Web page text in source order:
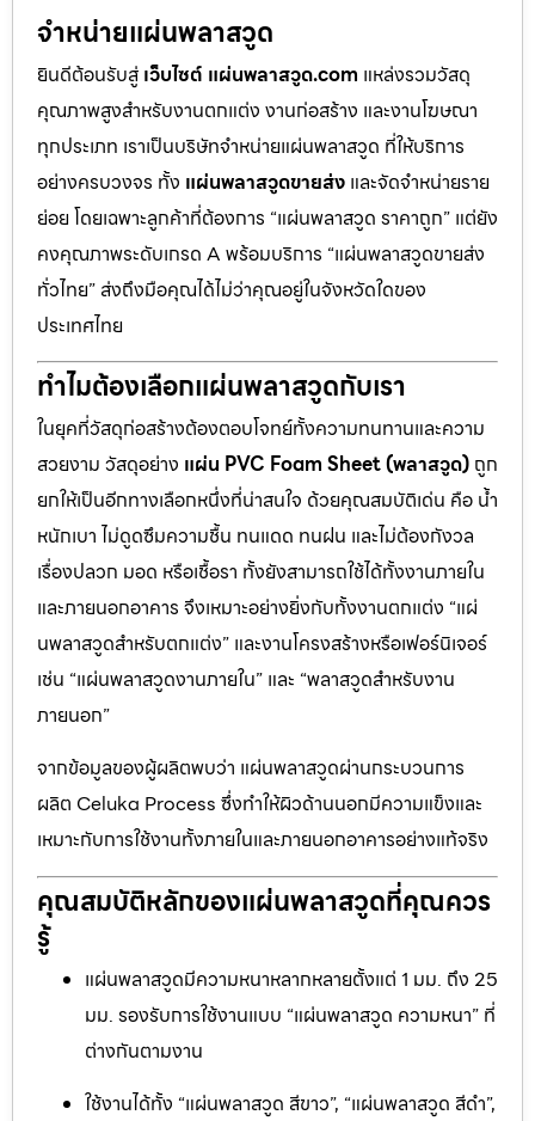
จำหน่ายแผ่นพลาสวูด
ยินดีต้อนรับสู่ เว็บไซต์ แผ่นพลาสวูด.com แหล่งรวมวัสดุ
คุณภาพสูงสำหรับงานตกแต่ง งานก่อสร้าง และงานโฆษณา
ทุกประเภท เราเป็นบริษัทจำหน่ายแผ่นพลาสวูด ที่ให้บริการ
อย่างครบวงจร ทั้ง แผ่นพลาสวูดขายส่ง และจัดจำหน่ายราย
ย่อย โดยเฉพาะลูกค้าที่ต้องการ “แผ่นพลาสวูด ราคาถูก” แต่ยัง
คงคุณภาพระดับเกรด A พร้อมบริการ “แผ่นพลาสวูดขายส่ง
ทั่วไทย” ส่งถึงมือคุณได้ไม่ว่าคุณอยู่ในจังหวัดใดของ
ประเทศไทย
ทำไมต้องเลือกแผ่นพลาสวูดกับเรา
ในยุคที่วัสดุก่อสร้างต้องตอบโจทย์ทั้งความทนทานและความ
สวยงาม วัสดุอย่าง แผ่น PVC Foam Sheet (พลาสวูด) ถูก
ยกให้เป็นอีกทางเลือกหนึ่งที่น่าสนใจ ด้วยคุณสมบัติเด่น คือ น้ำ
หนักเบา ไม่ดูดซึมความชื้น ทนแดด ทนฝน และไม่ต้องกังวล
เรื่องปลวก มอด หรือเชื้อรา ทั้งยังสามารถใช้ได้ทั้งงานภายใน
และภายนอกอาคาร จึงเหมาะอย่างยิ่งกับทั้งงานตกแต่ง “แผ่
นพลาสวูดสำหรับตกแต่ง” และงานโครงสร้างหรือเฟอร์นิเจอร์
เช่น “แผ่นพลาสวูดงานภายใน” และ “พลาสวูดสำหรับงาน
ภายนอก”
จากข้อมูลของผู้ผลิตพบว่า แผ่นพลาสวูดผ่านกระบวนการ
ผลิต Celuka Process ซึ่งทำให้ผิวด้านนอกมีความแข็งและ
เหมาะกับการใช้งานทั้งภายในและภายนอกอาคารอย่างแท้จริง
คุณสมบัติหลักของแผ่นพลาสวูดที่คุณควร
รู้
แผ่นพลาสวูดมีความหนาหลากหลายตั้งแต่ 1 มม. ถึง 25
มม. รองรับการใช้งานแบบ “แผ่นพลาสวูด ความหนา” ที่
ต่างกันตามงาน
ใช้งานได้ทั้ง “แผ่นพลาสวูด สีขาว”, “แผ่นพลาสวูด สีดำ”,